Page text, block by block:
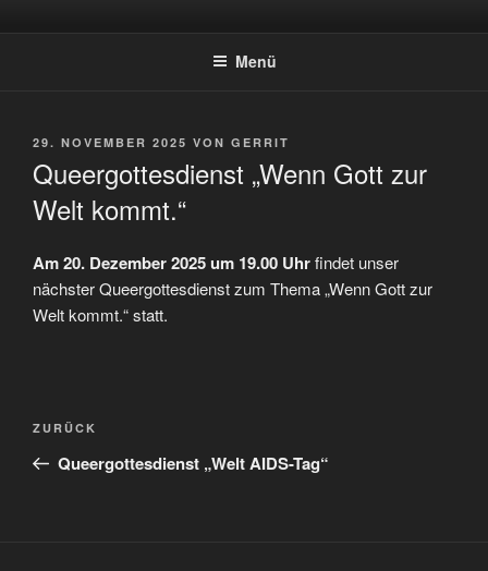
InhaltQUEERGOTTESDIENST-
Herzlich Willkommen bei queergottesdienst-saar.de – QueereChristen
Menü
VERÖFFENTLICHT
29. NOVEMBER 2025 VON GERRIT
Queergottesdienst „Wenn Gott zur
Welt kommt.“
Am 20. Dezember 2025 um 19.00 Uhrfindet unser
nächster Queergottesdienst zum Thema „Wenn Gott zur
Welt kommt.“ statt.
Beitragsnavigation
Vorheriger
Beitrag
ZURÜCK
Queergottesdienst „Welt AIDS-Tag“